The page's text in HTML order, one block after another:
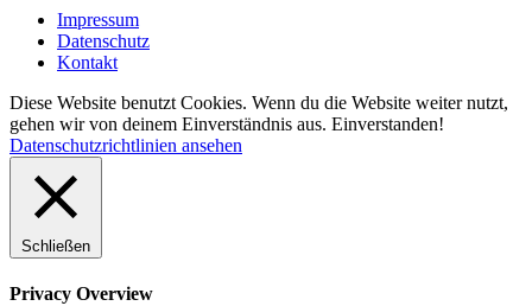
Impressum
Datenschutz
Kontakt
Diese Website benutzt Cookies. Wenn du die Website weiter nutzt,
gehen wir von deinem Einverständnis aus. Einverstanden!
Datenschutzrichtlinien ansehen
Schließen
Privacy Overview